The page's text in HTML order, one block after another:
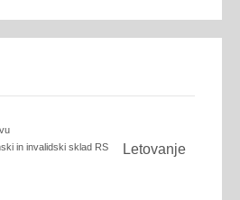
in invalidski sklad RS
Letovanje